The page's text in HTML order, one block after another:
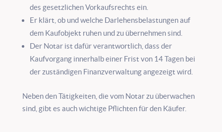
des gesetzlichen Vorkaufsrechts ein.
Er klärt, ob und welche Darlehensbelastungen auf
dem Kaufobjekt ruhen und zu übernehmen sind.
Der Notar ist dafür verantwortlich, dass der
Kaufvorgang innerhalb einer Frist von 14 Tagen bei
der zuständigen Finanzverwaltung angezeigt wird.
Neben den Tätigkeiten, die vom Notar zu überwachen
sind, gibt es auch wichtige Pflichten für den Käufer.